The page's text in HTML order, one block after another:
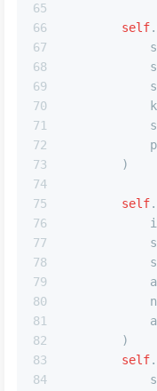
65
66
67
68
69
70
71
72
73
74
75
76
77
78
79
80
81
82
83
84
self
        )
self
        )
self